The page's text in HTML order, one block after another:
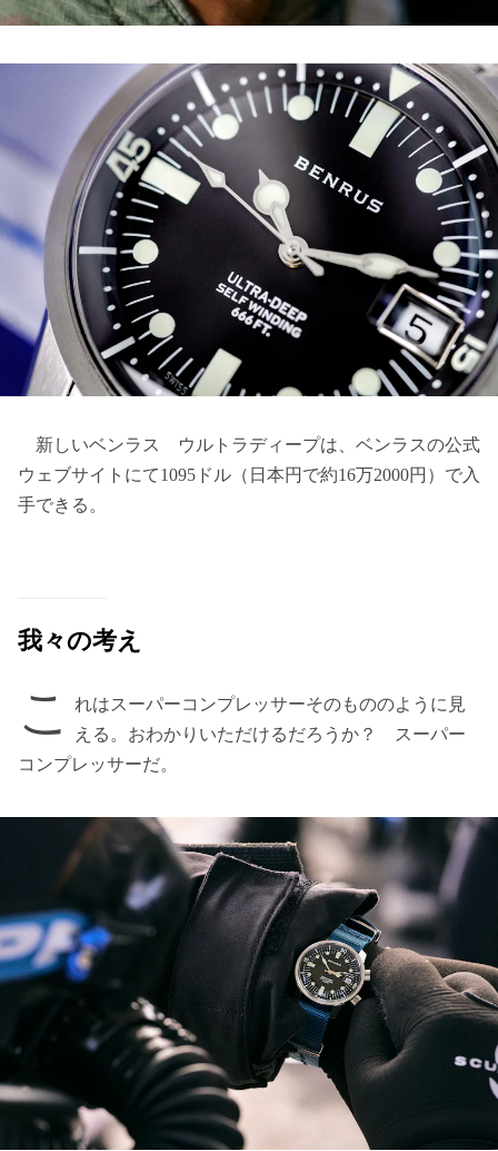
新しいベンラス ウルトラディープは、ベンラスの公式
ウェブサイトにて1095ドル（日本円で約16万2000円）で入
手できる。
我々の考え
こ
れはスーパーコンプレッサーそのもののように見
える。おわかりいただけるだろうか？ スーパー
コンプレッサーだ。